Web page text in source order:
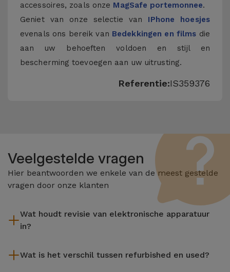
accessoires, zoals onze MagSafe portemonnee.
Geniet van onze selectie van IPhone hoesjes
evenals ons bereik van Bedekkingen en films die
aan uw behoeften voldoen en stijl en
bescherming toevoegen aan uw uitrusting.
Referentie:IS359376
Veelgestelde vragen
Hier beantwoorden we enkele van de meest gestelde
vragen door onze klanten
Wat houdt revisie van elektronische apparatuur
in?
reiniging, en niet te vergeten het repareren van elk defect
Wat is het verschil tussen refurbished en used?